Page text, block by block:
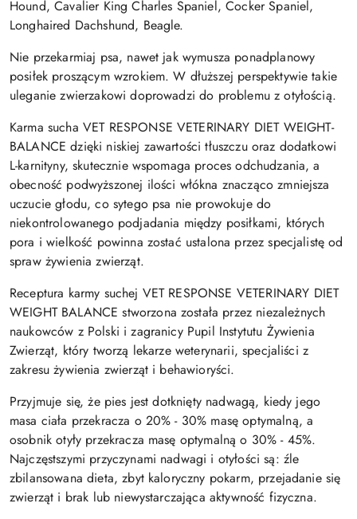
Hound, Cavalier King Charles Spaniel, Cocker Spaniel,
Longhaired Dachshund, Beagle.
Nie przekarmiaj psa, nawet jak wymusza ponadplanowy
posiłek proszącym wzrokiem. W dłuższej perspektywie takie
uleganie zwierzakowi doprowadzi do problemu z otyłością.
Karma sucha VET RESPONSE VETERINARY DIET WEIGHT-
BALANCE dzięki niskiej zawartości tłuszczu oraz dodatkowi
L-karnityny, skutecznie wspomaga proces odchudzania, a
obecność podwyższonej ilości włókna znacząco zmniejsza
uczucie głodu, co sytego psa nie prowokuje do
niekontrolowanego podjadania między posiłkami, których
pora i wielkość powinna zostać ustalona przez specjalistę od
spraw żywienia zwierząt.
Receptura karmy suchej VET RESPONSE VETERINARY DIET
WEIGHT BALANCE stworzona została przez niezależnych
naukowców z Polski i zagranicy Pupil Instytutu Żywienia
Zwierząt, który tworzą lekarze weterynarii, specjaliści z
zakresu żywienia zwierząt i behawioryści.
Przyjmuje się, że pies jest dotknięty nadwagą, kiedy jego
masa ciała przekracza o 20% - 30% masę optymalną, a
osobnik otyły przekracza masę optymalną o 30% - 45%.
Najczęstszymi przyczynami nadwagi i otyłości są: źle
zbilansowana dieta, zbyt kaloryczny pokarm, przejadanie się
zwierząt i brak lub niewystarczająca aktywność fizyczna.